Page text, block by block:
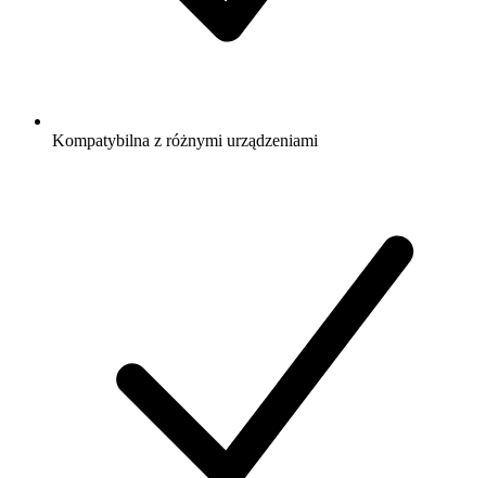
Kompatybilna z różnymi urządzeniami